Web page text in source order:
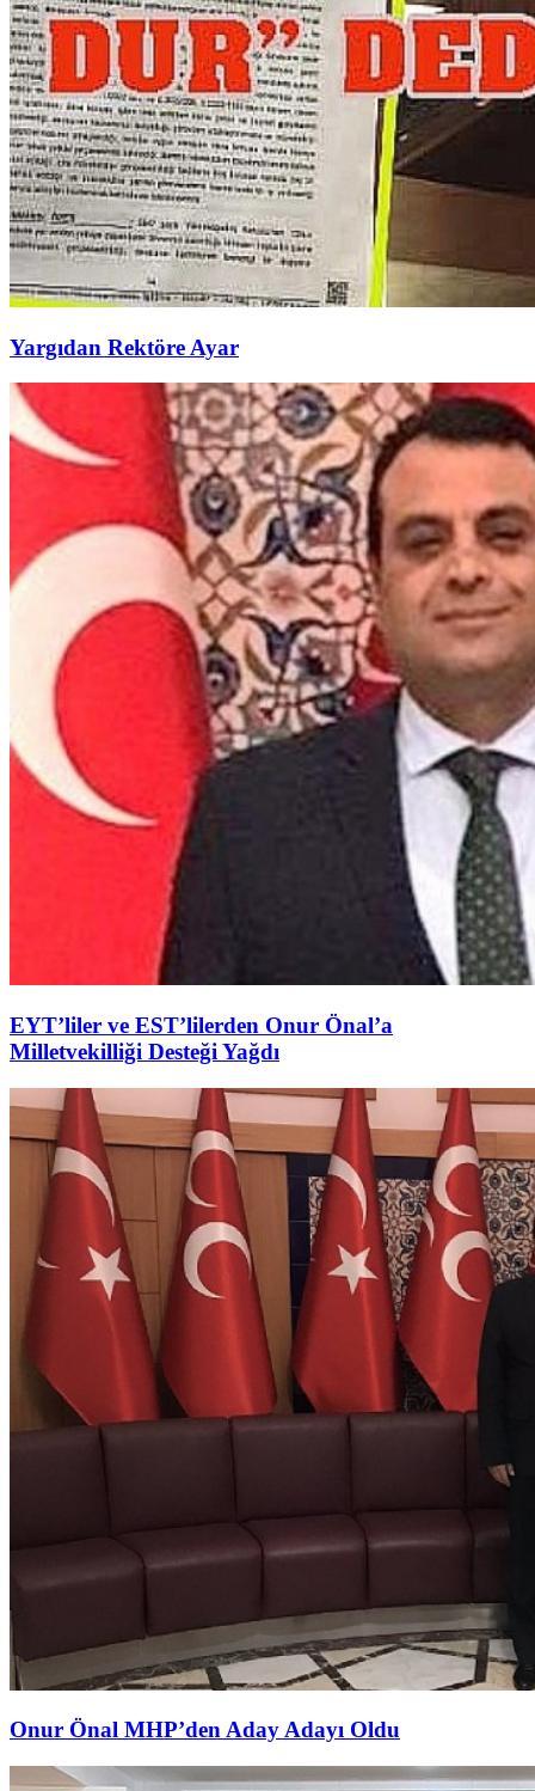
Yargıdan Rektöre Ayar
EYT’liler ve EST’lilerden Onur Önal’a
Milletvekilliği Desteği Yağdı
Onur Önal MHP’den Aday Adayı Oldu